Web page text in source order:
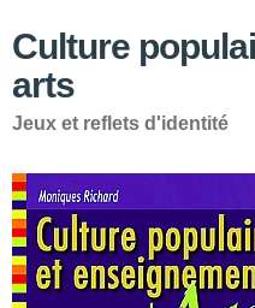
Culture
arts
Jeux et reflets d'identité